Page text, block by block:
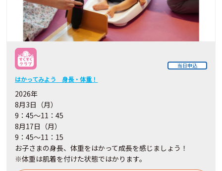
当日申込
はかってみよう 身長・体重！
2026年
8月3日（月）
9：45～11：45
8月17日（月）
9：45～11：15
お子さまの身長、体重をはかって成長を感じましょう！
※体重は肌着を付けた状態ではかります。